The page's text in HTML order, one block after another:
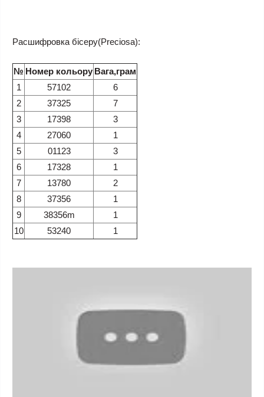
Расшифровка бісеру(Preciosa):
№ Номер кольору Вага,грам
1
57102
6
2
37325
7
3
17398
3
4
27060
1
5
01123
3
6
17328
1
7
13780
2
8
37356
1
9
38356m
1
10
53240 1